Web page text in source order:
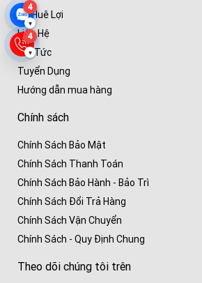
4
▾
4
▾
Về Huê Lợi
Liên Hệ
Tin Tức
Tuyển Dụng
Hướng dẫn mua hàng
Chính sách
Chính Sách Bảo Mật
Chính Sách Thanh Toán
Chính Sách Bảo Hành - Bảo Trì
Chính Sách Đổi Trả Hàng
Chính Sách Vận Chuyển
Chính Sách - Quy Định Chung
Theo dõi chúng tôi trên